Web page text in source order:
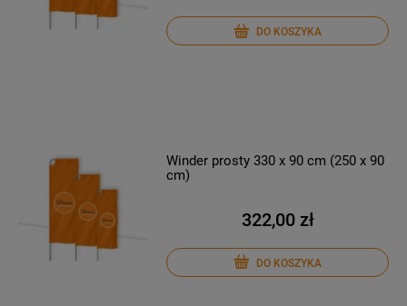
DO KOSZYKA
Winder prosty 330 x 90 cm (250 x 90
cm)
322,00 zł
DO KOSZYKA